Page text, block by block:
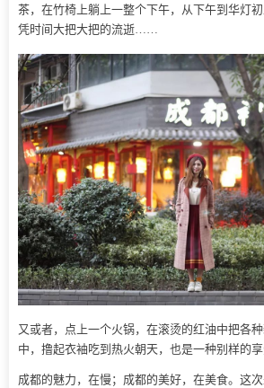
茶，在竹椅上躺上一整个下午，从下午到华灯
凭时间大把大把的流逝……
又或者，点上一个火锅，在滚烫的红油中把各
中，撸起衣袖吃到热火朝天，也是一种别样的享
成都的魅力，在慢；成都的美好，在美食。这